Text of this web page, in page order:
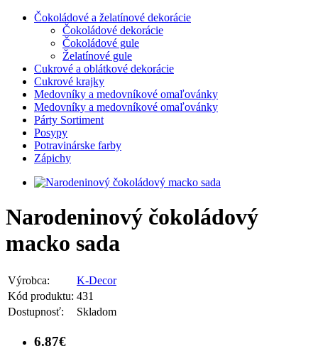
Čokoládové a želatínové dekorácie
Čokoládové dekorácie
Čokoládové gule
Želatínové gule
Cukrové a oblátkové dekorácie
Cukrové krajky
Medovníky a medovníkové omaľovánky
Medovníky a medovníkové omaľovánky
Párty Sortiment
Posypy
Potravinárske farby
Zápichy
Narodeninový čokoládový
macko sada
Výrobca:
K-Decor
Kód produktu: 431
Dostupnosť:
Skladom
6.87€